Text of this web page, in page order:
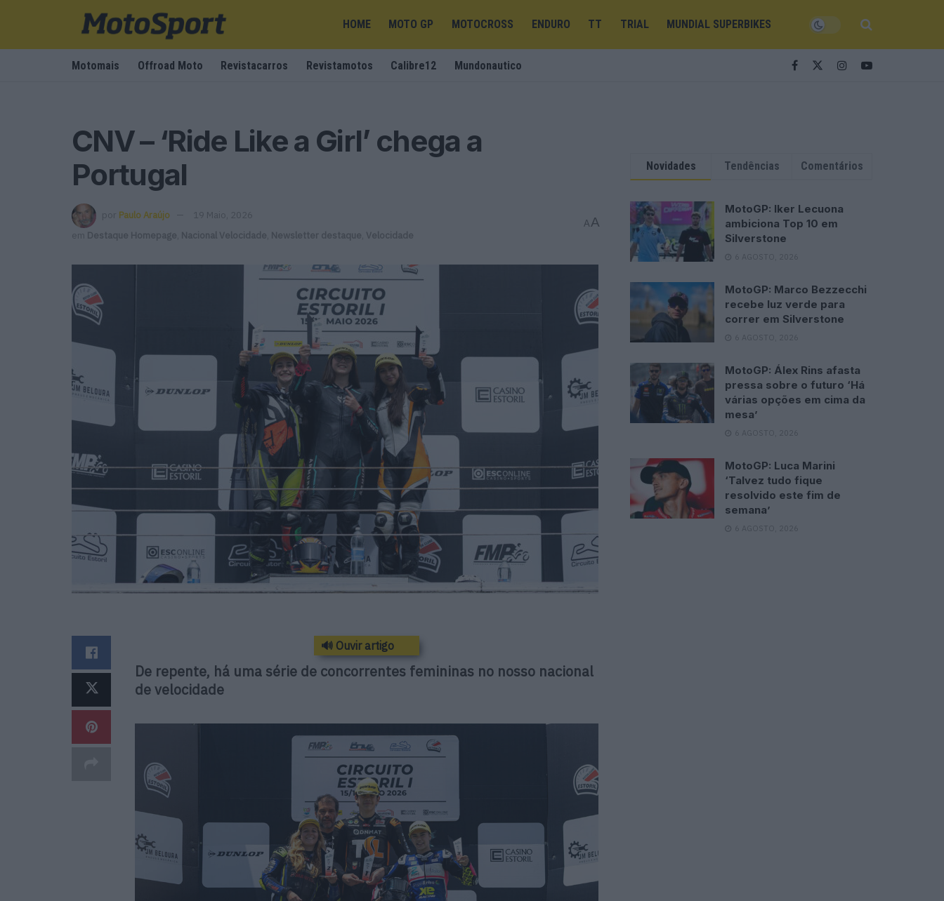
HOME MOTO GP MOTOCROSS ENDURO TT TRIAL MUNDIAL SUPERBIKES
Motomais Offroad Moto Revistacarros Revistamotos Calibre12 Mundonautico
CNV – ‘Ride Like a Girl’ chega a
Portugal
por Paulo Araújo
19 Maio, 2026
em
Destaque Homepage Nacional Velocidade Newsletter destaque Velocidade
AA
🔊 Ouvir artigo
De repente, há uma série de concorrentes femininas no nosso nacional
de velocidade
Novidades Tendências Comentários
MotoGP: Iker Lecuona
ambiciona Top 10 em
Silverstone
6 AGOSTO, 2026
MotoGP: Marco Bezzecchi
recebe luz verde para
correr em Silverstone
6 AGOSTO, 2026
MotoGP: Álex Rins afasta
pressa sobre o futuro ‘Há
várias opções em cima da
mesa’
6 AGOSTO, 2026
MotoGP: Luca Marini
‘Talvez tudo fique
resolvido este fim de
semana’
6 AGOSTO, 2026